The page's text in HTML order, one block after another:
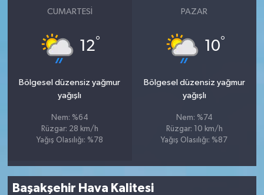
CUMARTESI
12°
Bölgesel düzensiz yağmur
yağışlı
Nem: %64
Rüzgar: 28 km/h
Yağış Olasılığı: %78
PAZAR
10°
Bölgesel düzensiz yağmur
yağışlı
Nem: %74
Rüzgar: 10 km/h
Yağış Olasılığı: %87
Başakşehir Hava Kalitesi